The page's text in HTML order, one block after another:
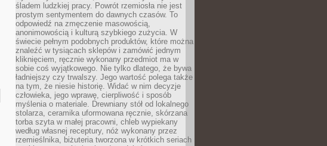
śladem ludzkiej pracy. Powrót rzemiosła nie jest
prostym sentymentem do dawnych czasów. To
odpowiedź na zmęczenie masowością,
anonimowością i kulturą szybkiego zużycia. W
świecie pełnym podobnych produktów, które można
znaleźć w tysiącach sklepów i zamówić jednym
kliknięciem, ręcznie wykonany przedmiot ma w
sobie coś wyjątkowego. Nie tylko dlatego, że bywa
ładniejszy czy trwalszy. Jego wartość polega także
na tym, że niesie historię. Widać w nim decyzje
człowieka, jego wprawę, cierpliwość i sposób
myślenia o materiale. Drewniany stół od lokalnego
stolarza, ceramika uformowana ręcznie, skórzana
torba szyta w małej pracowni, chleb wypiekany
według własnej receptury, nóż wykonany przez
rzemieślnika, biżuteria tworzona w krótkich seriach